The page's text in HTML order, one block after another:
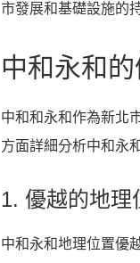
市發展和基礎設施的
中和永和
中和和永和作為新北
方面詳細分析中和永
1. 優越的地理
中和永和地理位置優